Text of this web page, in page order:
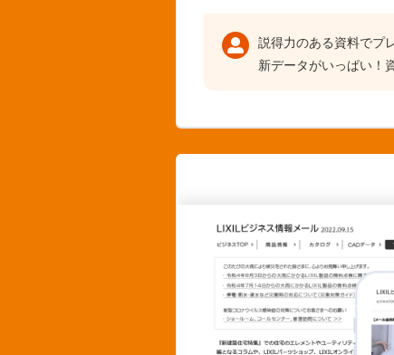
説得力のある資料でプ
新データがいっぱい！